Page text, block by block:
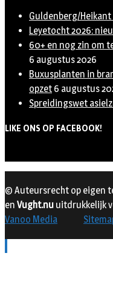
Guldenberg/
Leyetocht 2026:
60+ en nog zin om
6 augustus 2026
Buxusplanten in
opzet 6 augustus
Spreidingswet
LIKE ONS OP FACEBOOK!
© Auteursrecht op eigen
en Vught.nu uitdrukkelijk
Vanoo Media